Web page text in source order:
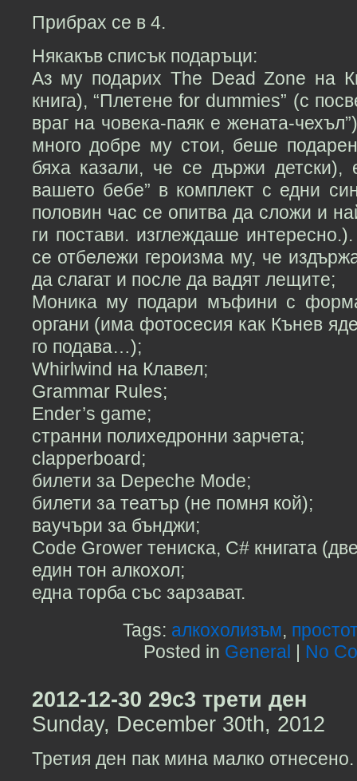
Прибрах се в 4.
Някакъв списък подаръци:
Аз му подарих The Dead Zone на
книга), “Плетене for dummies” (с
враг на човека-паяк е жената-
много добре му стои, беше
бяха казали, че се държи детски),
вашето бебе” в комплект с едни
половин час се опитва да сложи и
ги постави. изглеждаше
се отбележи героизма му, че
да слагат и после да вадят лещите;
Моника му подари мъфини с
органи (има фотосесия как Кънев
го подава…);
Whirlwind на Клавел;
Grammar Rules;
Ender’s game;
странни полихедронни зарчета;
clapperboard;
билети за Depeche Mode;
билети за театър (не помня кой);
ваучъри за бънджи;
Code Grower тениска, C# книгата
един тон алкохол;
една торба със зарзават.
Tags: алкохолизъм,
Posted in General | No
2012-12-30 29c3 трети ден
Sunday, December 30th, 2012
Третия ден пак мина малко отнесено.